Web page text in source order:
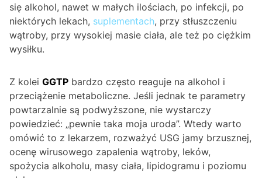
się alkohol, nawet w małych ilościach, po infekcji, po
niektórych lekach, suplementach, przy stłuszczeniu
wątroby, przy wysokiej masie ciała, ale też po ciężkim
wysiłku.
Z kolei GGTP bardzo często reaguje na alkohol i
przeciążenie metaboliczne. Jeśli jednak te parametry
powtarzalnie są podwyższone, nie wystarczy
powiedzieć: „pewnie taka moja uroda”. Wtedy warto
omówić to z lekarzem, rozważyć USG jamy brzusznej,
ocenę wirusowego zapalenia wątroby, leków,
spożycia alkoholu, masy ciała, lipidogramu i poziomu